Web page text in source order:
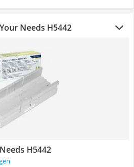
Needs H5442
H5442